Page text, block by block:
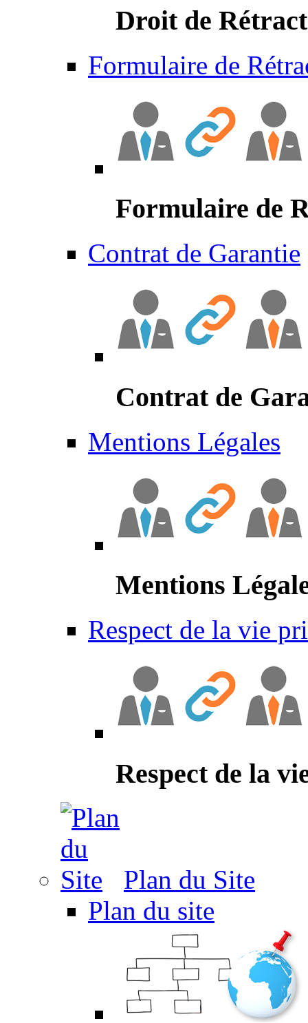
Droit de
Formulaire de
Formulaire de
Contrat de Garantie
Contrat de
Mentions Légales
Mentions
Respect de la vie
Respect de la
Plan du Site
Plan du site